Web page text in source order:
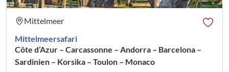
Mittelmeer
Mittelmeersafari
Côte d’Azur – Carcassonne – Andorra – Barcelona –
Sardinien – Korsika – Toulon – Monaco